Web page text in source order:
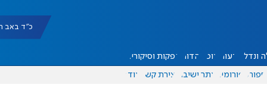
כ"ד באב תשפ"ו
ונדל"ן דעות אוכל יהדות הפקות וסיקורים
ספורט פורומים אתר ישיבה יצירת קשר עוד